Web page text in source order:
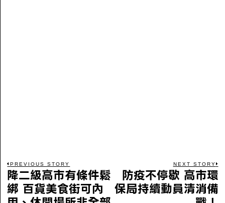
PREVIOUS STORY
降二級高市有條件鬆
綁 百貨美食街可內
NEXT STORY
防疫不停歇 高市環
保局持續動員清消備